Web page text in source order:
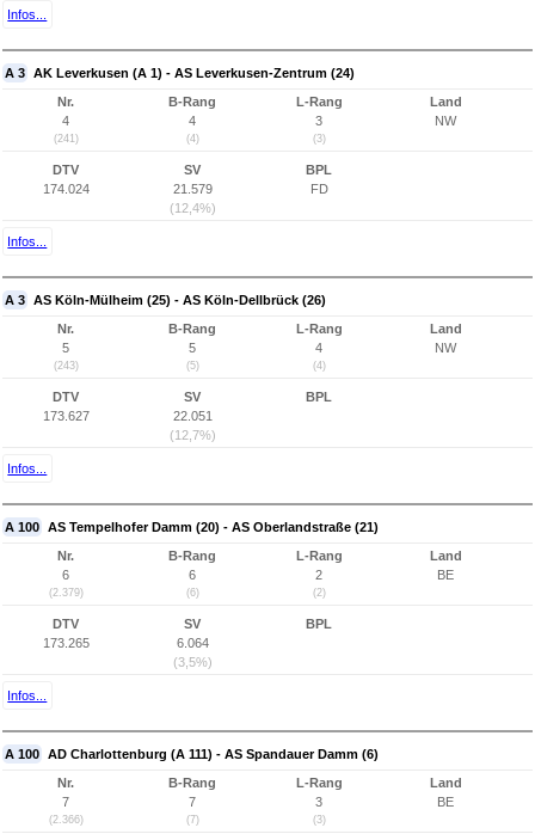
Infos...
A 3 AK Leverkusen (A 1) - AS Leverkusen-Zentrum (24)
Nr.
4
(241)
B-Rang
4
(4)
L-Rang
3
(3)
Land
NW
DTV
174.024
SV
21.579
(12,4%)
BPL
FD
Infos...
A 3 AS Köln-Mülheim (25) - AS Köln-Dellbrück (26)
Nr.
5
(243)
B-Rang
5
(5)
L-Rang
4
(4)
Land
NW
DTV
173.627
SV
22.051
(12,7%)
BPL
Infos...
A 100 AS Tempelhofer Damm (20) - AS Oberlandstraße (21)
Nr.
6
(2.379)
B-Rang
6
(6)
L-Rang
2
(2)
Land
BE
DTV
173.265
SV
6.064
(3,5%)
BPL
Infos...
A 100 AD Charlottenburg (A 111) - AS Spandauer Damm (6)
Nr.
7
(2.366)
B-Rang
7
(7)
L-Rang
3
(3)
Land
BE